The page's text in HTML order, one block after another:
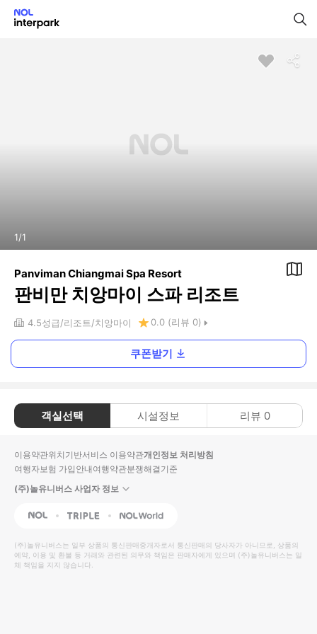
1/1
Panviman Chiangmai Spa Resort
판비만 치앙마이 스파 리조트
4.5성급 리조트 치앙마이 0.0 (리뷰 0)
쿠폰받기
객실선택 시설정보 리뷰 0
이용약관위치기반서비스 이용약관개인정보 처리방침
여행자보험 가입안내여행약관분쟁해결기준
(주)놀유니버스 사업자 정보
NOL Triple Interpark Global
(주)놀유니버스는 일부 상품의 통신판매중개자로서 통신판매의 당사자가 아니므로, 상품의
예약, 이용 및 환불 등 거래와 관련된 의무와 책임은 판매자에게 있으며 (주)놀유니버스는 일
체 책임을 지지 않습니다.